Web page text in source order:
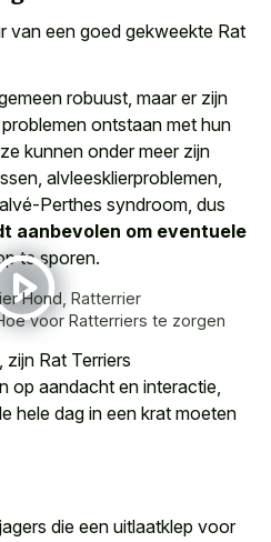
van een goed gekweekte Rat
robuust, maar er zijn
ontstaan met hun
kunnen onder meer zijn
alvleesklierproblemen,
Perthes syndroom, dus
aanbevolen om eventuele
te sporen.
Hond, Ratterrier
voor Ratterriers te zorgen
Rat Terriers
op aandacht en interactie,
hele dag in een krat moeten
die een uitlaatklep voor